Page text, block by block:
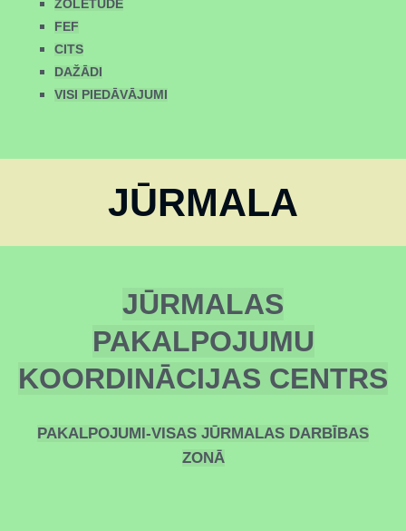
ZOLETŪDE
FEF
CITS
DAŽĀDI
VISI PIEDĀVĀJUMI
JŪRMALA
JŪRMALAS
PAKALPOJUMU
KOORDINĀCIJAS CENTRS
PAKALPOJUMI-VISAS JŪRMALAS DARBĪBAS
ZONĀ